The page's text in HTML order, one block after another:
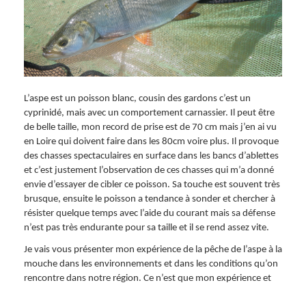
L’aspe est un poisson blanc, cousin des gardons c’est un
cyprinidé, mais avec un comportement carnassier. Il peut être
de belle taille, mon record de prise est de 70 cm mais j’en ai vu
en Loire qui doivent faire dans les 80cm voire plus. Il provoque
des chasses spectaculaires en surface dans les bancs d’ablettes
et c’est justement l’observation de ces chasses qui m’a donné
envie d’essayer de cibler ce poisson. Sa touche est souvent très
brusque, ensuite le poisson a tendance à sonder et chercher à
résister quelque temps avec l’aide du courant mais sa défense
n’est pas très endurante pour sa taille et il se rend assez vite.
Je vais vous présenter mon expérience de la pêche de l’aspe à la
mouche dans les environnements et dans les conditions qu’on
rencontre dans notre région. Ce n’est que mon expérience et